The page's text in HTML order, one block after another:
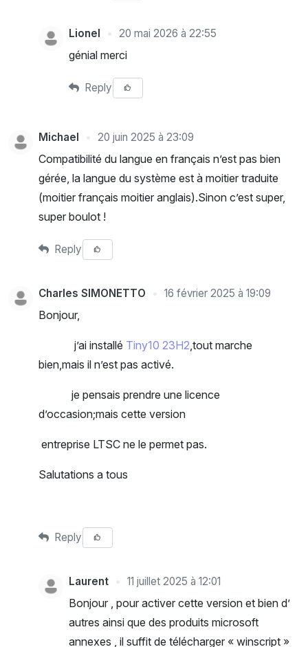
Lionel 20 mai 2026 à 22:55
génial merci
Reply
Michael 20 juin 2025 à 23:09
Compatibilité du langue en français n’est pas bien
gérée, la langue du système est à moitier traduite
(moitier français moitier anglais).Sinon c’est super,
super boulot !
Reply
Charles SIMONETTO 16 février 2025 à 19:09
Bonjour,
j’ai installé Tiny10 23H2 ,tout marche
bien,mais il n’est pas activé.
je pensais prendre une licence
d’occasion;mais cette version
entreprise LTSC ne le permet pas.
Salutations a tous
Reply
Laurent 11 juillet 2025 à 12:01
Bonjour , pour activer cette version et bien d’
autres ainsi que des produits microsoft
annexes , il suffit de télécharger « winscript »